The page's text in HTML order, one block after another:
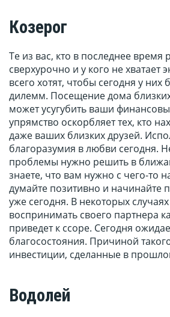
Козерог
Те из вас, кто в последнее время
сверхурочно и у кого не хватает
всего хотят, чтобы сегодня у них
дилемм. Посещение дома
может усугубить ваши
упрямство оскорбляет тех, кто
даже ваших близких друзей.
благоразумия в любви сегодня.
проблемы нужно решить в
знаете, что вам нужно с чего-то
думайте позитивно и начинайте
уже сегодня. В некоторых
воспринимать своего партнера
приведет к ссоре. Сегодня
благосостояния. Причиной
инвестиции, сделанные в
Водолей